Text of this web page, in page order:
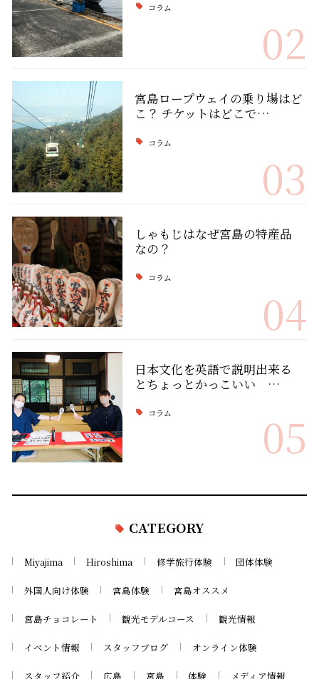
コラム
02
宮島ロープウェイの乗り場はど
こ？ チケットはどこで…
コラム
03
しゃもじはなぜ宮島の特産品
なの？
コラム
04
日本文化を英語で説明出来る
とちょっとかっこいい …
コラム 05
CATEGORY
Miyajima Hiroshima 修学旅行体験 団体体験
外国人向け体験 宮島体験 宮島オススメ
宮島チョコレート 観光モデルコース 観光情報
イベント情報 スタッフブログ オンライン体験
スタッフ紹介 広島 宮島 体験 メディア情報